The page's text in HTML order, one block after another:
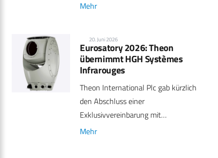
Mehr
20. Juni 2026
Eurosatory 2026: Theon
übernimmt HGH Systèmes
Infrarouges
Theon International Plc gab kürzlich
den Abschluss einer
Exklusivvereinbarung mit…
Mehr